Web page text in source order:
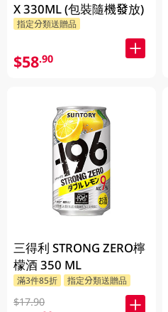
X 330ML (包裝隨機發放)
指定分類送贈品
$58.90
三得利 STRONG ZERO檸
檬酒 350 ML
滿3件85折 指定分類送贈品
$17.90